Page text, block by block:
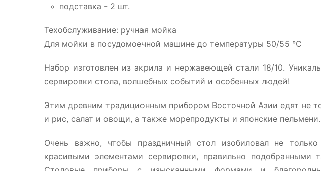
подставка - 2 шт.
Техобслуживание: ручная мойка
Для мойки в посудомоечной машине до температуры 50/55 °C
Набор изготовлен из акрила и нержавеющей стали 18/10.
сервировки стола, волшебных событий и особенных людей!
Этим древним традиционным прибором Восточной Азии едят не
и рис, салат и овощи, а также морепродукты и японские пельмени.
Очень важно, чтобы праздничный стол изобиловал не
красивыми элементами сервировки, правильно подобранными